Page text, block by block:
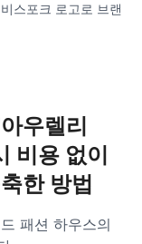
스포크 로고로 브랜
우렐리
비용 없이
한 방법
패션 하우스의